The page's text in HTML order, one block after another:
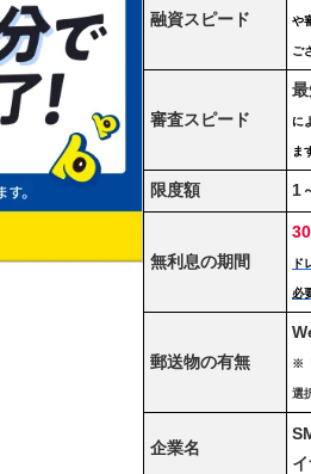
融資スピード や
ご
審査スピード に
ま
限度額 1
無利息の期間 ド
必
郵送物の有無 ※
選
企業名